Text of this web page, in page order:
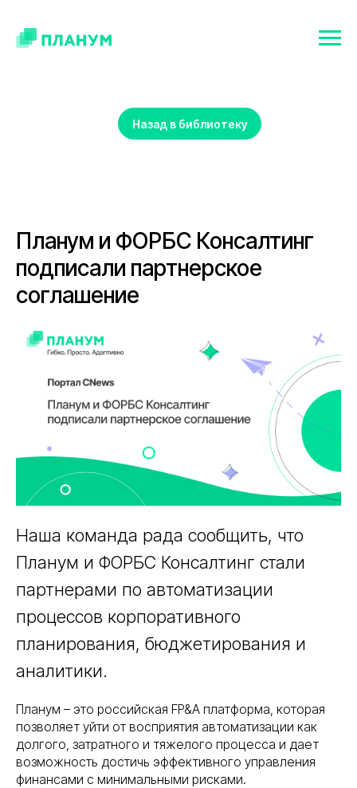
Назад в библиотеку
Планум и ФОРБС Консалтинг
подписали партнерское
соглашение
Наша команда рада сообщить, что
Планум и ФОРБС Консалтинг стали
партнерами по автоматизации
процессов корпоративного
планирования, бюджетирования и
аналитики.
Планум – это российская FP&A платформа, которая
позволяет уйти от восприятия автоматизации как
долгого, затратного и тяжелого процесса и дает
возможность достичь эффективного управления
финансами с минимальными рисками.